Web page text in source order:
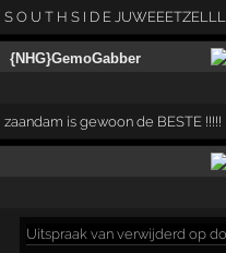
S O U T H S I D E
{NHG}GemoGabber
zaandam is gewoon de BESTE !!!!!
Uitspraak van verwijderd op